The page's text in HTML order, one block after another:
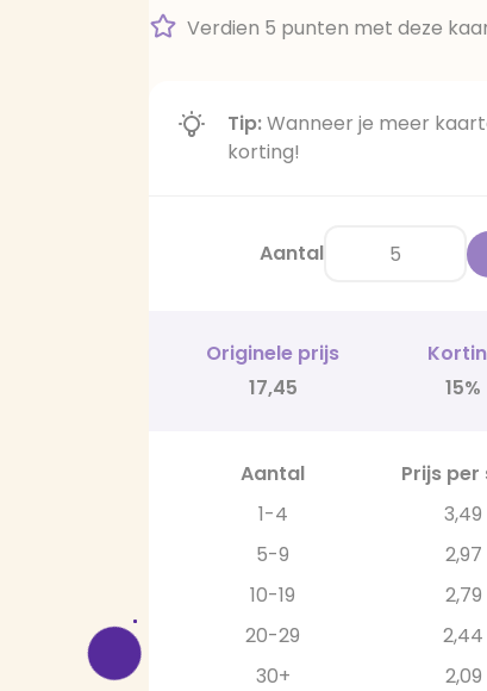
Verdien 5 punten met deze
Tip:Wanneer je meer
korting!
Aantal
Originele prijs
17,45
15%
Aantal Prijs per
1-4
3,49
5-9
2,97
10-19
2,79
20-29
2,44
30+
2,09